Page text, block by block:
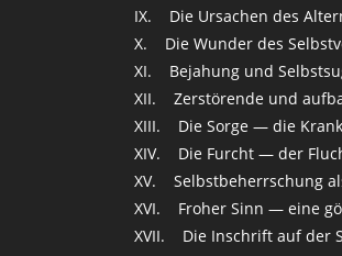
IX. Die Ursachen des
X. Die Wunder des
XI. Bejahung und
XII. Zerstörende und
XIII. Die Sorge — die
XIV. Die Furcht — der
XV. Selbstbeherrschung
XVI. Froher Sinn — eine
XVII. Die Inschrift auf der